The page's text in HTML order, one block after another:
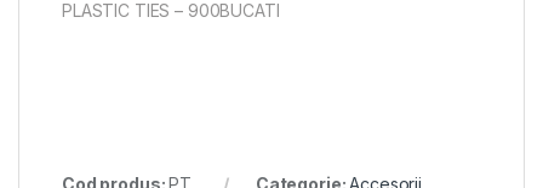
PLASTIC TIES – 900BUCATI
Cod produs:PT Categorie:Accesorii